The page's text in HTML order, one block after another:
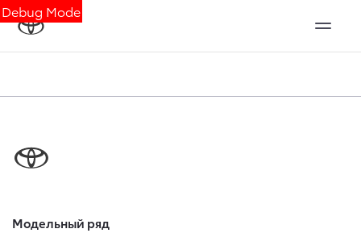
Debug Mode
Модельный ряд